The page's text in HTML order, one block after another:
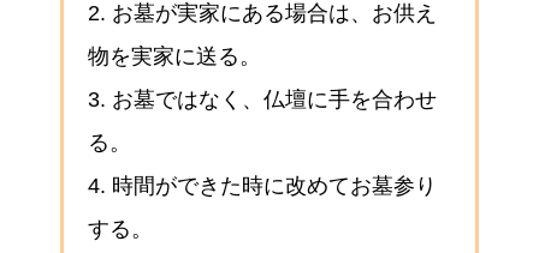
2. お墓が実家にある場合は、お供え
物を実家に送る。
3. お墓ではなく、仏壇に手を合わせ
る。
4. 時間ができた時に改めてお墓参り
する。